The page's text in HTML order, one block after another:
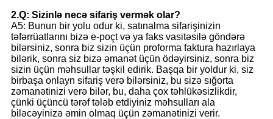
2.Q: Sizinlə necə sifariş vermək olar?
A5: Bunun bir yolu odur ki, satınalma sifarişinizin
təfərrüatlarını bizə e-poçt və ya faks vasitəsilə göndərə
bilərsiniz, sonra biz sizin üçün proforma faktura hazırlaya
bilərik, sonra siz bizə əmanət üçün ödəyirsiniz, sonra biz
sizin üçün məhsullar təşkil edirik. Başqa bir yoldur ki, siz
birbaşa onlayn sifariş verə bilərsiniz, bu sizə sığorta
zəmanətinizi verə bilər, bu, daha çox təhlükəsizlikdir,
çünki üçüncü tərəf tələb etdiyiniz məhsulları ala
biləcəyinizə əmin olmaq üçün zəmanətinizi verir.